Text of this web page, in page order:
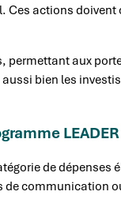
actions doivent
permettant aux
bien les
LEADER
de dépenses
de communication